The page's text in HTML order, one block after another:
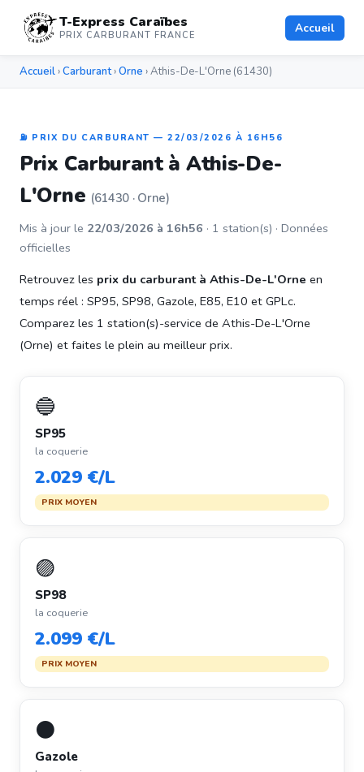
T-Express Caraïbes
PRIX CARBURANT FRANCE Accueil
Accueil ›Carburant›Orne › Athis-De-L'Orne (61430)
⛽ PRIX DU CARBURANT — 22/03/2026 À 16H56
Prix Carburant à Athis-De-
L'Orne (61430 · Orne)
Mis à jour le 22/03/2026 à 16h56 · 1 station(s) · Données
officielles
Retrouvez les prix du carburant à Athis-De-L'Orne en
temps réel : SP95, SP98, Gazole, E85, E10 et GPLc.
Comparez les 1 station(s)-service de Athis-De-L'Orne
(Orne) et faites le plein au meilleur prix.
🔵
SP95
la coquerie
2.029 €/L
PRIX MOYEN
🟣
SP98
la coquerie
2.099 €/L
PRIX MOYEN
⚫
Gazole